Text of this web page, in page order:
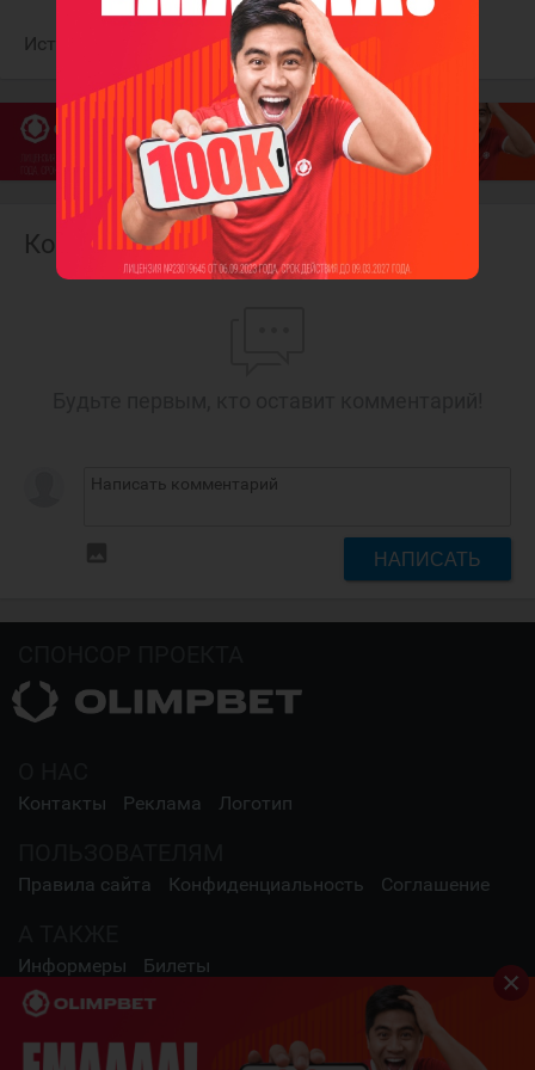
Источник: Спорт-Экспресс
Комментарии
НАПИСАТЬ
Контакты Реклама Логотип
Правила сайта Конфиденциальность Соглашение
Информеры Билеты
СОЦИАЛЬНЫЕ СЕТИ